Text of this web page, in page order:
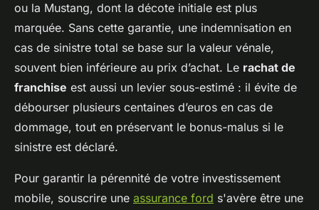
ou la Mustang, dont la décote initiale est plus
marquée. Sans cette garantie, une indemnisation en
cas de sinistre total se base sur la valeur vénale,
souvent bien inférieure au prix d’achat. Le rachat de
franchise est aussi un levier sous-estimé : il évite de
débourser plusieurs centaines d’euros en cas de
dommage, tout en préservant le bonus-malus si le
sinistre est déclaré.
Pour garantir la pérennité de votre investissement
mobile, souscrire une assurance ford s'avère être une